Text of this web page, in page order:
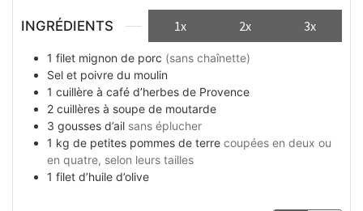
INGRÉDIENTS 1x 2x 3x
1 filet mignon de porc (sans chaînette)
Sel et poivre du moulin
1 cuillère à café d’herbes de Provence
2 cuillères à soupe de moutarde
3 gousses d’ail sans éplucher
1 kg de petites pommes de terre coupées en deux ou
en quatre, selon leurs tailles
1 filet d’huile d’olive